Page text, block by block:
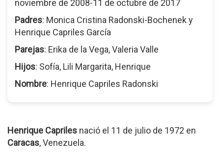
noviembre de 2008-11 de octubre de 2017
Padres: Monica Cristina Radonski-Bochenek y
Henrique Capriles García
Parejas: Erika de la Vega, Valeria Valle
Hijos: Sofía, Lili Margarita, Henrique
Nombre: Henrique Capriles Radonski
Henrique Capriles nació el 11 de julio de 1972 en
Caracas, Venezuela.